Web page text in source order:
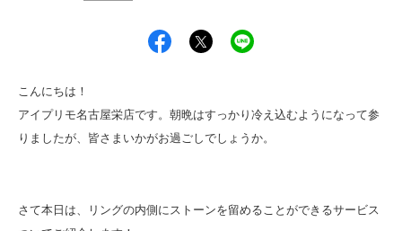
こんにちは！
アイプリモ名古屋栄店です。朝晩はすっかり冷え込むようになって参
りましたが、皆さまいかがお過ごしでしょうか。
さて本日は、リングの内側にストーンを留めることができるサービス